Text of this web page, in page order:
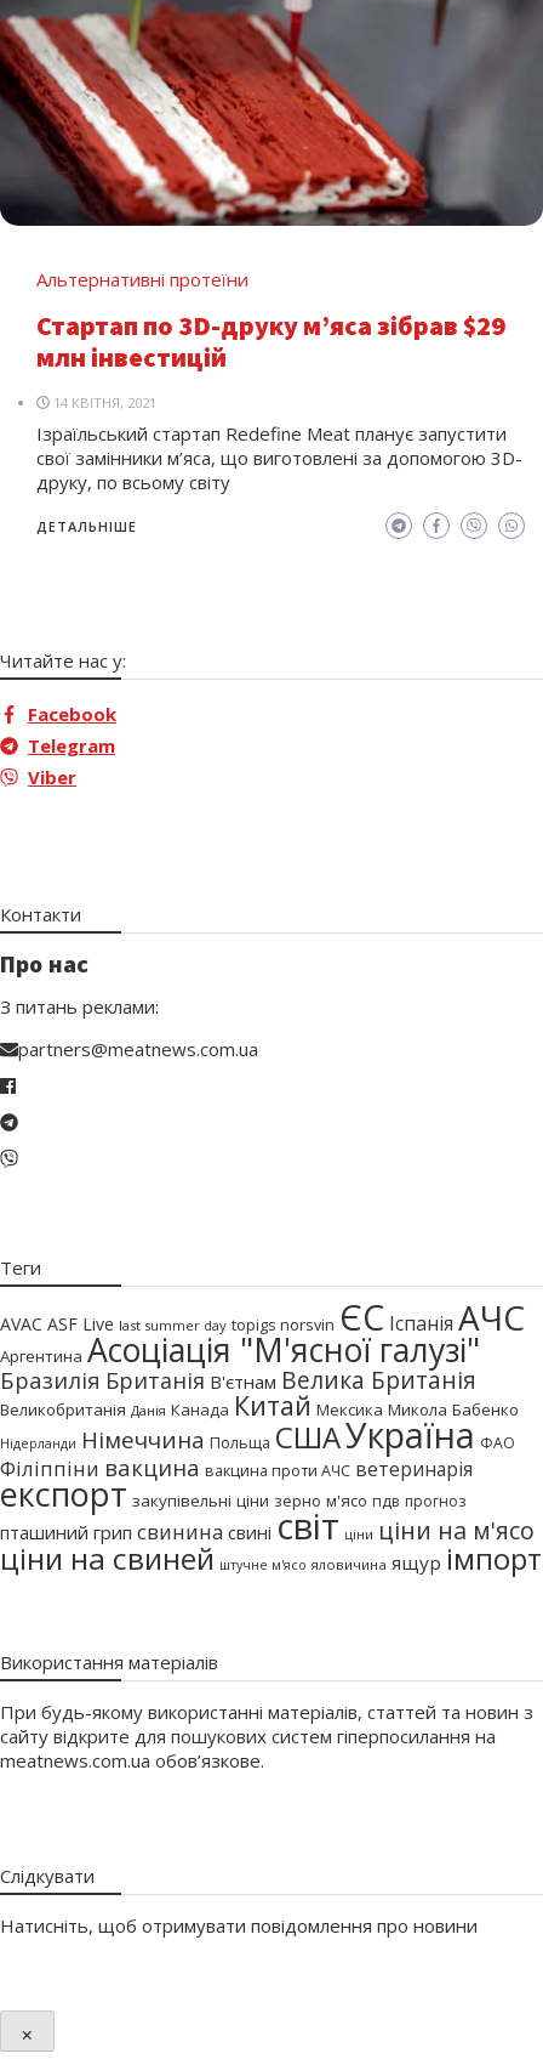
Альтернативні протеїни
Стартап по 3D-друку м’яса зібрав $29
млн інвестицій
14 КВІТНЯ, 2021
Ізраїльський стартап Redefine Meat планує запустити
свої замінники м’яса, що виготовлені за допомогою 3D-
друку, по всьому світу
ДЕТАЛЬНІШЕ
Читайте нас у:
Facebook
Telegram
Viber
Контакти
Про нас
З питань реклами:
partners@meatnews.com.ua
Теги
AVAC ASF Live last summer day topigs norsvin ЄС Іспанія АЧС
Аргентина Асоціація "М'ясної галузі"
Бразилія Британія В'єтнам Велика Британія
Великобританія Данія Канада Китай Мексика Микола Бабенко
Нідерланди Німеччина Польща СШАУкраїна ФАО
Філіппіни вакцина вакцина проти АЧС ветеринарія
експорт закупівельні ціни зерно м'ясо пдв прогноз
пташиний грип свинина свині світ ціни ціни на м'ясо
ціни на свиней штучне м'ясо яловичина ящур імпорт
Використання матеріалів
При будь-якому використанні матеріалів, статтей та новин з
сайту відкрите для пошукових систем гіперпосилання на
meatnews.com.ua обов’язкове.
Слідкувати
Натисніть, щоб отримувати повідомлення про новини
×